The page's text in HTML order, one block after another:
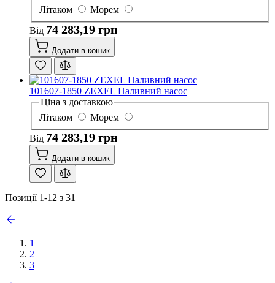
Літаком
Морем
Від 74 283,19 грн
Додати в кошик
101607-1850 ZEXEL Паливний насос
Ціна з доставкою
Літаком
Морем
Від 74 283,19 грн
Додати в кошик
Позиції 1-12 з 31
1
2
3